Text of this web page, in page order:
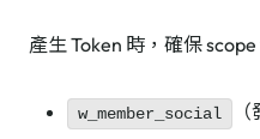
產生 Token 時，確保
w_member_social